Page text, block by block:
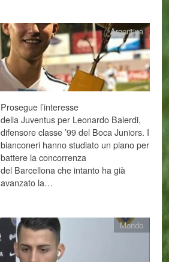
Argentina
Prosegue l’interesse
della Juventus per Leonardo Balerdi,
difensore classe ’99 del Boca Juniors. I
bianconeri hanno studiato un piano per
battere la concorrenza
del Barcellona che intanto ha già
avanzato la…
Mondo